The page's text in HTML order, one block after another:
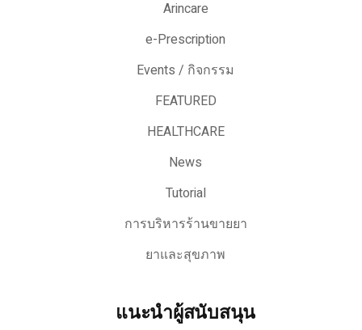
Arincare
e-Prescription
Events / กิจกรรม
FEATURED
HEALTHCARE
News
Tutorial
การบริหารร้านขายยา
ยาและสุขภาพ
แนะนำผู้สนับสนุน